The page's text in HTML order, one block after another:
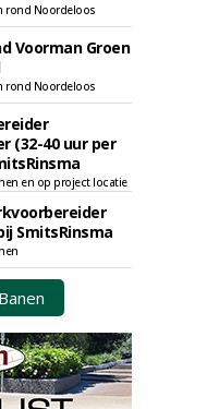
rond Noordeloos
Voorman Groen
rond Noordeloos
(32-40 uur per
en op project locatie
SmitsRinsma